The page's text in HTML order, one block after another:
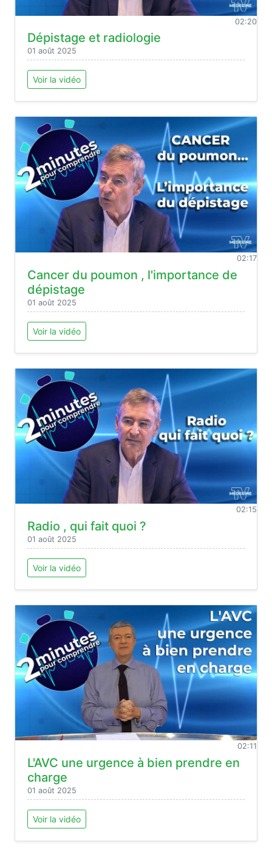
02:20
Dépistage et radiologie
01 août 2025
Voir la vidéo
02:17
Cancer du poumon , l'importance de
dépistage
01 août 2025
Voir la vidéo
02:15
Radio , qui fait quoi ?
01 août 2025
Voir la vidéo
02:11
L'AVC une urgence à bien prendre en
charge
01 août 2025
Voir la vidéo